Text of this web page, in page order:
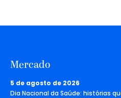
Mercado
5 de agosto de 2026
Dia Nacional da Saúde: histórias